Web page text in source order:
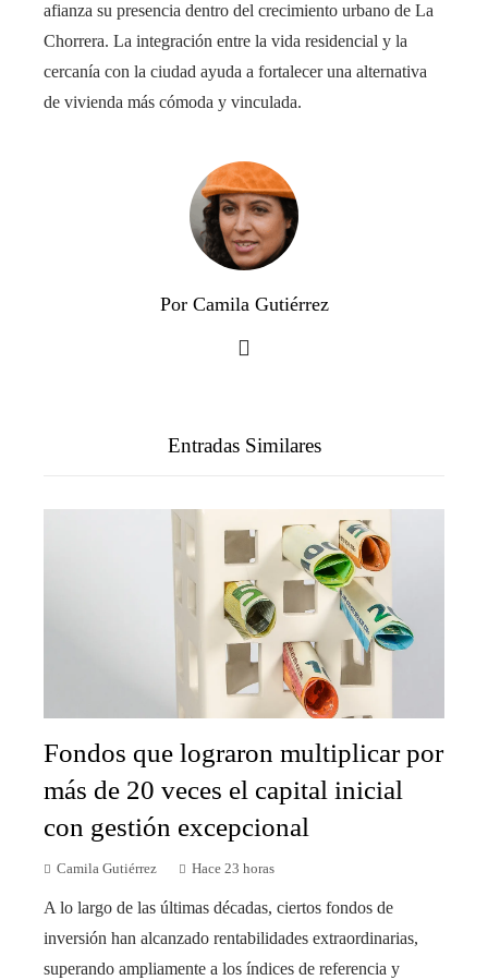
afianza su presencia dentro del crecimiento urbano de La
Chorrera. La integración entre la vida residencial y la
cercanía con la ciudad ayuda a fortalecer una alternativa
de vivienda más cómoda y vinculada.
Por Camila Gutiérrez
Entradas Similares
Fondos que lograron multiplicar por
más de 20 veces el capital inicial
con gestión excepcional
Camila Gutiérrez Hace 23 horas
A lo largo de las últimas décadas, ciertos fondos de
inversión han alcanzado rentabilidades extraordinarias,
superando ampliamente a los índices de referencia y